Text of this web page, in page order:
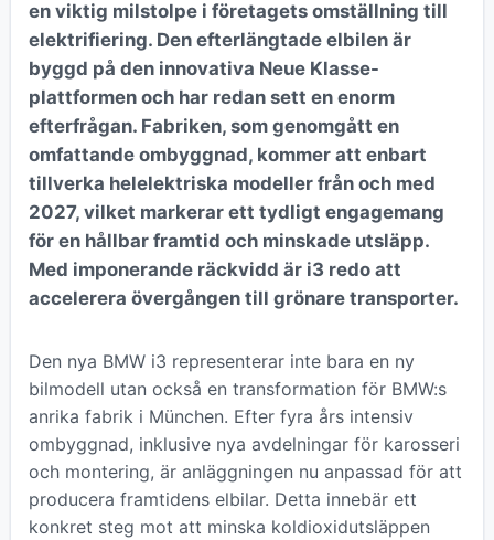
en viktig milstolpe i företagets omställning till
elektrifiering. Den efterlängtade elbilen är
byggd på den innovativa Neue Klasse-
plattformen och har redan sett en enorm
efterfrågan. Fabriken, som genomgått en
omfattande ombyggnad, kommer att enbart
tillverka helelektriska modeller från och med
2027, vilket markerar ett tydligt engagemang
för en hållbar framtid och minskade utsläpp.
Med imponerande räckvidd är i3 redo att
accelerera övergången till grönare transporter.
Den nya BMW i3 representerar inte bara en ny
bilmodell utan också en transformation för BMW:s
anrika fabrik i München. Efter fyra års intensiv
ombyggnad, inklusive nya avdelningar för karosseri
och montering, är anläggningen nu anpassad för att
producera framtidens elbilar. Detta innebär ett
konkret steg mot att minska koldioxidutsläppen